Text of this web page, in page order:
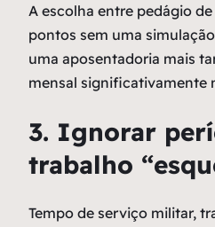
A escolha entre pedágio
pontos sem uma
uma aposentadoria mais
mensal significativamente
3. Ignorar
trabalho
Tempo de serviço militar,